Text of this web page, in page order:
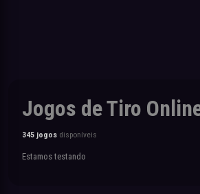
Jogos de Tiro
345 jogos disponíveis
Estamos testando